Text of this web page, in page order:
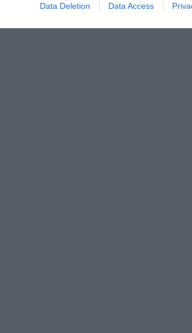
Data Deletion Data Access